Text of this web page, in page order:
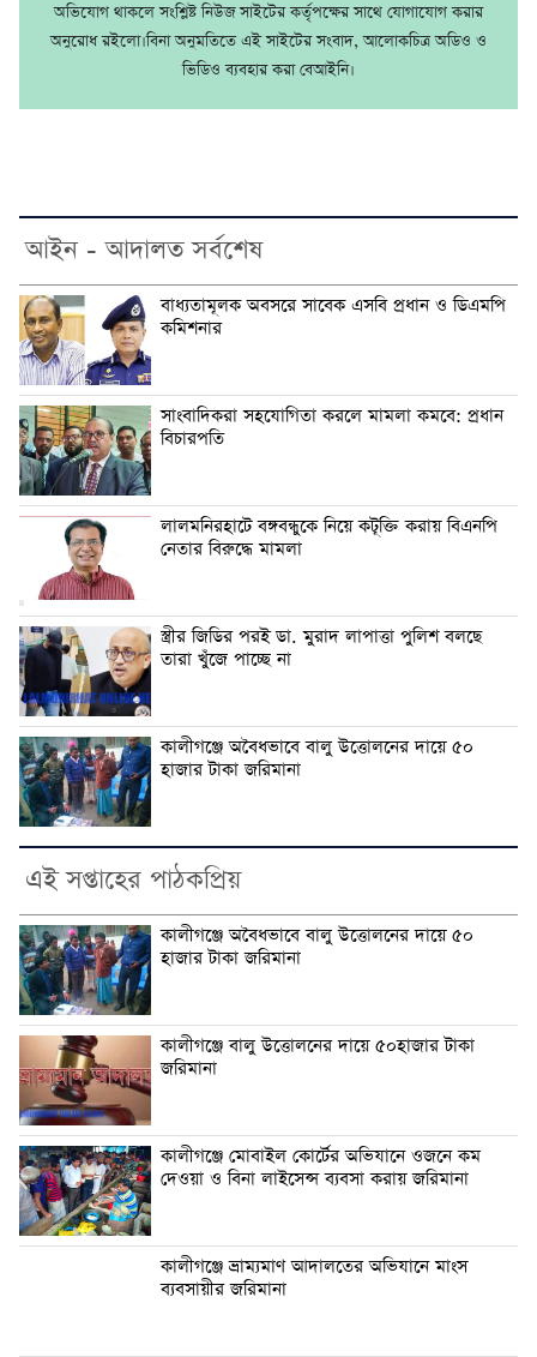
অভিযোগ থাকলে সংশ্লিষ্ট নিউজ সাইটের কর্তৃপক্ষের সাথে যোগাযোগ করার
অনুরোধ রইলো।বিনা অনুমতিতে এই সাইটের সংবাদ, আলোকচিত্র অডিও ও
ভিডিও ব্যবহার করা বেআইনি।
আইন - আদালত সর্বশেষ
বাধ্যতামূলক অবসরে সাবেক এসবি প্রধান ও ডিএমপি
কমিশনার
সাংবাদিকরা সহযোগিতা করলে মামলা কমবে: প্রধান
বিচারপতি
লালমনিরহাটে বঙ্গবন্ধুকে নিয়ে কটূক্তি করায় বিএনপি
নেতার বিরুদ্ধে মামলা
স্ত্রীর জিডির পরই ডা. মুরাদ লাপাত্তা পুলিশ বলছে
তারা খুঁজে পাচ্ছে না
কালীগঞ্জে অবৈধভাবে বালু উত্তোলনের দায়ে ৫০
হাজার টাকা জরিমানা
এই সপ্তাহের পাঠকপ্রিয়
কালীগঞ্জে অবৈধভাবে বালু উত্তোলনের দায়ে ৫০
হাজার টাকা জরিমানা
কালীগঞ্জে বালু উত্তোলনের দায়ে ৫০হাজার টাকা
জরিমানা
কালীগঞ্জে মোবাইল কোর্টের অভিযানে ওজনে কম
দেওয়া ও বিনা লাইসেন্স ব্যবসা করায় জরিমানা
কালীগঞ্জে ভ্রাম্যমাণ আদালতের অভিযানে মাংস
ব্যবসায়ীর জরিমানা